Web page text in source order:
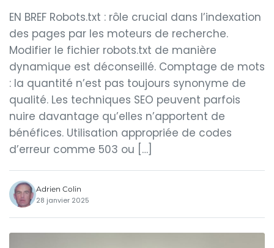
EN BREF Robots.txt : rôle crucial dans l’indexation
des pages par les moteurs de recherche.
Modifier le fichier robots.txt de manière
dynamique est déconseillé. Comptage de mots
: la quantité n’est pas toujours synonyme de
qualité. Les techniques SEO peuvent parfois
nuire davantage qu’elles n’apportent de
bénéfices. Utilisation appropriée de codes
d’erreur comme 503 ou […]
Adrien Colin
28 janvier 2025